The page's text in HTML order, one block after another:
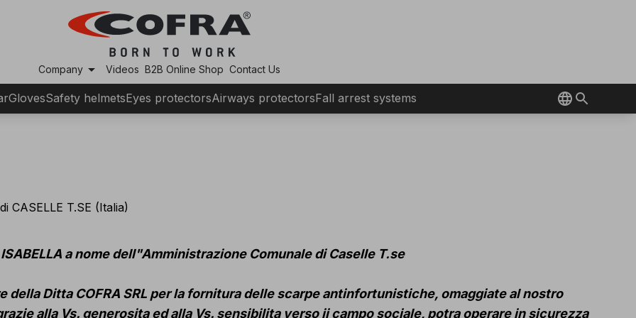
Companyarrow_drop_down Videos B2B Online Shop Contact Us
GlovesSafety helmetsEyes protectorsAirways protectorsFall arrest systems
CASELLE T.SE (Italia)
a nome dell"Amministrazione Comunale di Caselle T.se
della Ditta COFRA SRL per la fornitura delle scarpe antinfortunistiche, omaggiate al nostro
alla Vs. generosita ed alla Vs. sensibilita verso ii campo sociale, potra operare in sicurezza